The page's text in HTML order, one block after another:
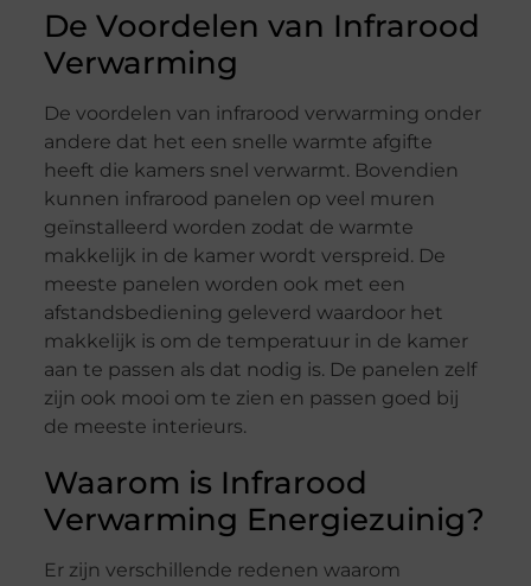
De Voordelen van Infrarood
Verwarming
De voordelen van infrarood verwarming onder
andere dat het een snelle warmte afgifte
heeft die kamers snel verwarmt. Bovendien
kunnen infrarood panelen op veel muren
geïnstalleerd worden zodat de warmte
makkelijk in de kamer wordt verspreid. De
meeste panelen worden ook met een
afstandsbediening geleverd waardoor het
makkelijk is om de temperatuur in de kamer
aan te passen als dat nodig is. De panelen zelf
zijn ook mooi om te zien en passen goed bij
de meeste interieurs.
Waarom is Infrarood
Verwarming Energiezuinig?
Er zijn verschillende redenen waarom